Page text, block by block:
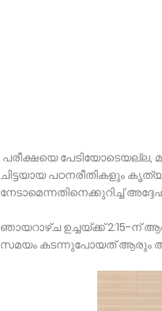
പരീക്ഷയെ പേടിയോടെയല്ല,
ചിട്ടയായ പഠനരീതികളും
നേടാമെന്നതിനെക്കുറിച്ച്
ഞായറാഴ്ച ഉച്ചയ്ക്ക് 2:15-ന്
സമയം കടന്നുപോയത് ആരും